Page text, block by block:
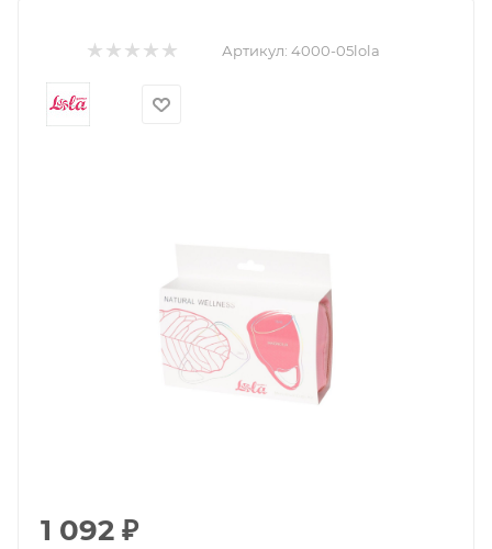
Артикул: 4000-05lola
1 092 ₽